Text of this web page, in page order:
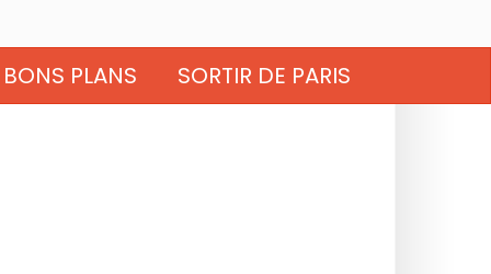
BONS PLANS SORTIR DE PARIS